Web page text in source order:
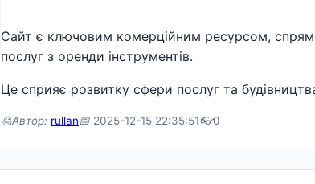
Сайт є ключовим комерційним ресурсом,
послуг з оренди інструментів.
Це сприяє розвитку сфери послуг та
🙎Автор: rullan📅 2025-12-15 22:35:51👓0